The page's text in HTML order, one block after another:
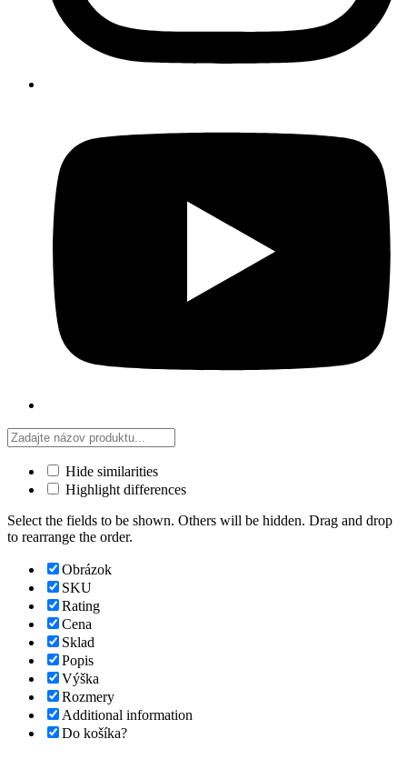
Hide similarities
Highlight differences
Select the fields to be shown. Others will be hidden. Drag and drop
to rearrange the order.
Obrázok
SKU
Rating
Cena
Sklad
Popis
Výška
Rozmery
Additional information
Do košíka?